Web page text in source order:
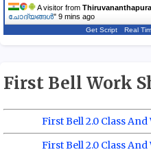
A visitor from
ചോദ്യങ്ങൾ" 9 mins ago
Get Script Real
First Bell Work
First Bell 2.0 Class
First Bell 2.0 Class